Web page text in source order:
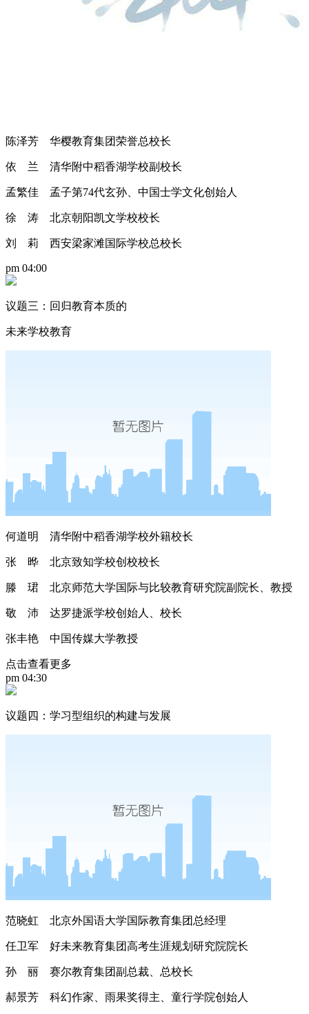
陈泽芳 华樱教育集团荣誉总校长
依 兰 清华附中稻香湖学校副校长
孟繁佳 孟子第74代玄孙、中国士学文化创始人
徐 涛 北京朝阳凯文学校校长
刘 莉 西安梁家滩国际学校总校长
pm 04:00
议题三：回归教育本质的
未来学校教育
何道明 清华附中稻香湖学校外籍校长
张 晔 北京致知学校创校校长
滕 珺 北京师范大学国际与比较教育研究院副院长、教授
敬 沛 达罗捷派学校创始人、校长
张丰艳 中国传媒大学教授
点击查看更多
pm 04:30
议题四：学习型组织的构建与发展
范晓虹 北京外国语大学国际教育集团总经理
任卫军 好未来教育集团高考生涯规划研究院院长
孙 丽 赛尔教育集团副总裁、总校长
郝景芳 科幻作家、雨果奖得主、童行学院创始人